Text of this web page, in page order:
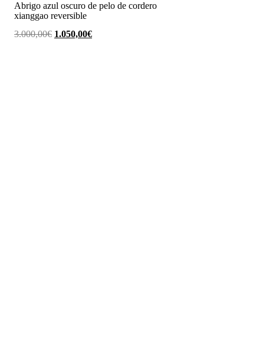
Abrigo azul oscuro de pelo de cordero
xianggao reversible
3.000,00€ El
1.050,00€El